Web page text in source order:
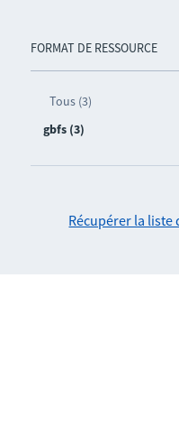
FORMAT DE RESSOURCE
Tous (3)
gbfs (3)
Récupérer la liste